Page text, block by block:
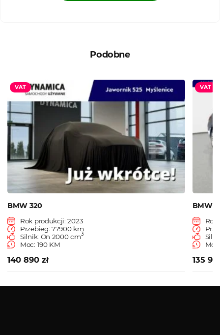
Podobne
VAT
BMW 320
Rok produkcji: 2023
Przebieg: 77900 km
Silnik: On 2000 cm3
Moc: 190 KM
140 890 zł
VAT
BMW
Rok
135